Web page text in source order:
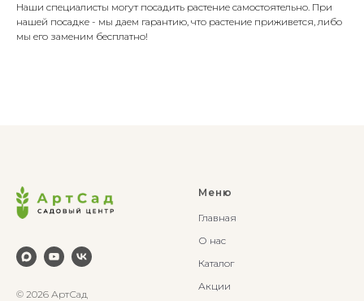
Наши специалисты могут посадить растение самостоятельно. При
нашей посадке - мы даем гарантию, что растение приживется, либо
мы его заменим бесплатно!
© 2026 АртСад
Меню
Главная
О нас
Каталог
Акции